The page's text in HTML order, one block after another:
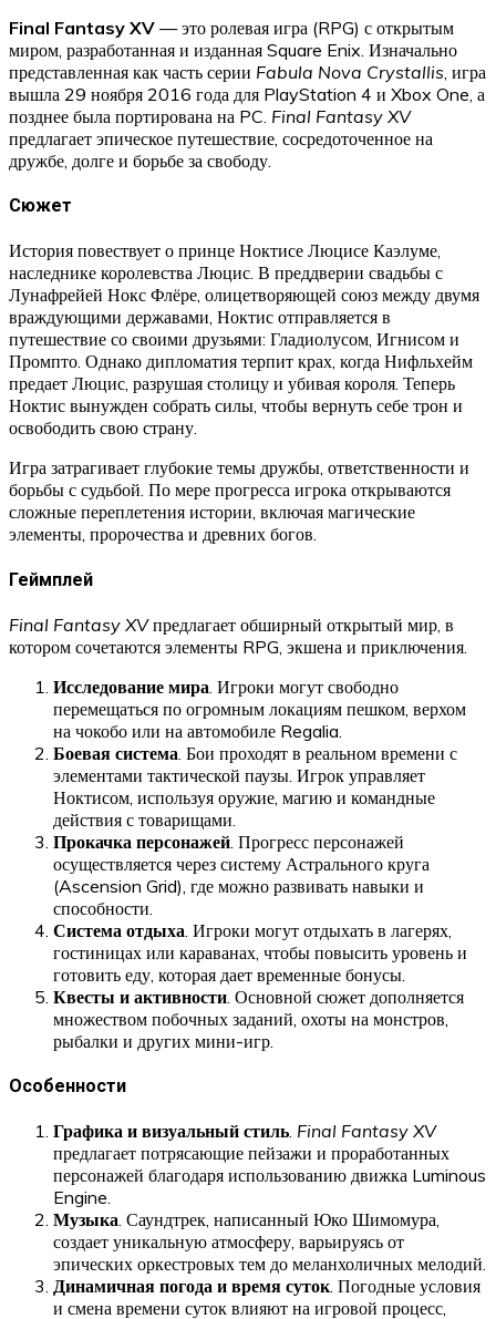
Final Fantasy XV — это ролевая игра (RPG) с открытым
миром, разработанная и изданная Square Enix. Изначально
представленная как часть серии Fabula Nova Crystallis , игра
вышла 29 ноября 2016 года для PlayStation 4 и Xbox One, а
позднее была портирована на PC. Final Fantasy XV
предлагает эпическое путешествие, сосредоточенное на
дружбе, долге и борьбе за свободу.
Сюжет
История повествует о принце Ноктисе Люцисе Каэлуме,
наследнике королевства Люцис. В преддверии свадьбы с
Лунафрейей Нокс Флёре, олицетворяющей союз между двумя
враждующими державами, Ноктис отправляется в
путешествие со своими друзьями: Гладиолусом, Игнисом и
Промпто. Однако дипломатия терпит крах, когда Нифльхейм
предает Люцис, разрушая столицу и убивая короля. Теперь
Ноктис вынужден собрать силы, чтобы вернуть себе трон и
освободить свою страну.
Игра затрагивает глубокие темы дружбы, ответственности и
борьбы с судьбой. По мере прогресса игрока открываются
сложные переплетения истории, включая магические
элементы, пророчества и древних богов.
Геймплей
Final Fantasy XVпредлагает обширный открытый мир, в
котором сочетаются элементы RPG, экшена и приключения.
Исследование мира . Игроки могут свободно
перемещаться по огромным локациям пешком, верхом
на чокобо или на автомобиле Regalia.
Боевая система . Бои проходят в реальном времени с
элементами тактической паузы. Игрок управляет
Ноктисом, используя оружие, магию и командные
действия с товарищами.
Прокачка персонажей . Прогресс персонажей
осуществляется через систему Астрального круга
(Ascension Grid), где можно развивать навыки и
способности.
Система отдыха . Игроки могут отдыхать в лагерях,
гостиницах или караванах, чтобы повысить уровень и
готовить еду, которая дает временные бонусы.
Квесты и активности . Основной сюжет дополняется
множеством побочных заданий, охоты на монстров,
рыбалки и других мини-игр.
Особенности
Графика и визуальный стиль. Final Fantasy XV
предлагает потрясающие пейзажи и проработанных
персонажей благодаря использованию движка Luminous
Engine.
Музыка. Саундтрек, написанный Юко Шимомура,
создает уникальную атмосферу, варьируясь от
эпических оркестровых тем до меланхоличных мелодий.
Динамичная погода и время суток. Погодные условия
и смена времени суток влияют на игровой процесс,